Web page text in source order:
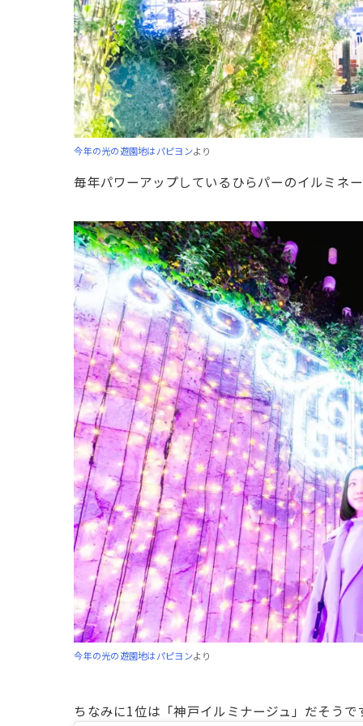
今年の光の遊園地はパピヨンより
毎年パワーアップしているひらパーのイルミネ
今年の光の遊園地はパピヨンより
ちなみに1位は「神戸イルミナージュ」だそうで